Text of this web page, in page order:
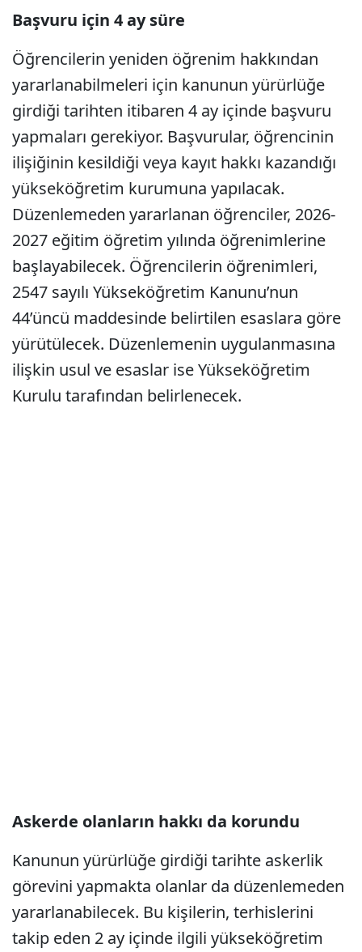
Başvuru için 4 ay süre
Öğrencilerin yeniden öğrenim hakkından
yararlanabilmeleri için kanunun yürürlüğe
girdiği tarihten itibaren 4 ay içinde başvuru
yapmaları gerekiyor. Başvurular, öğrencinin
ilişiğinin kesildiği veya kayıt hakkı kazandığı
yükseköğretim kurumuna yapılacak.
Düzenlemeden yararlanan öğrenciler, 2026-
2027 eğitim öğretim yılında öğrenimlerine
başlayabilecek. Öğrencilerin öğrenimleri,
2547 sayılı Yükseköğretim Kanunu’nun
44’üncü maddesinde belirtilen esaslara göre
yürütülecek. Düzenlemenin uygulanmasına
ilişkin usul ve esaslar ise Yükseköğretim
Kurulu tarafından belirlenecek.
Askerde olanların hakkı da korundu
Kanunun yürürlüğe girdiği tarihte askerlik
görevini yapmakta olanlar da düzenlemeden
yararlanabilecek. Bu kişilerin, terhislerini
takip eden 2 ay içinde ilgili yükseköğretim